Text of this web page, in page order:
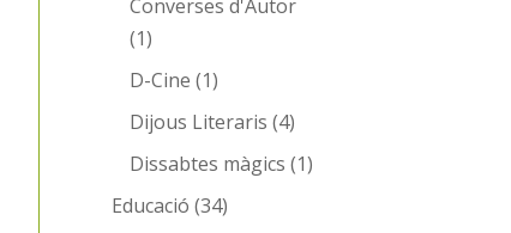
Converses d'Autor
(1)
D-Cine (1)
Dijous Literaris (4)
Dissabtes màgics (1)
Educació (34)